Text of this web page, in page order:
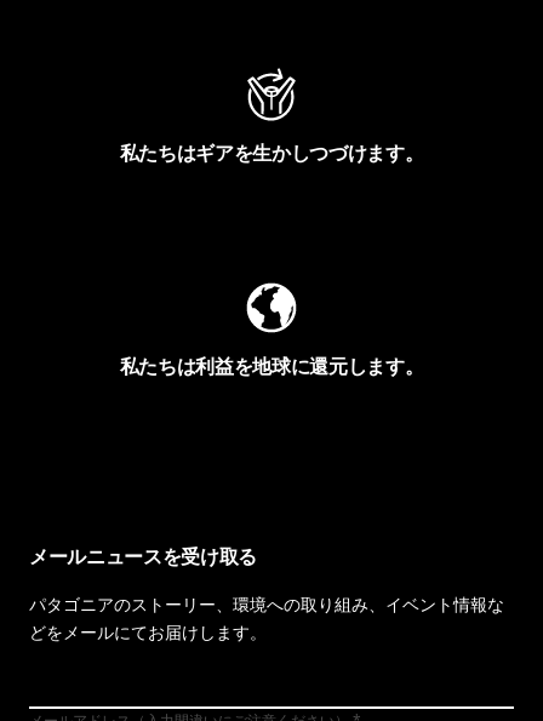
私たちはギアを生かしつづけます。
私たちは利益を地球に還元します。
メールニュースを受け取る
パタゴニアのストーリー、環境への取り組み、イベント情報な
どをメールにてお届けします。